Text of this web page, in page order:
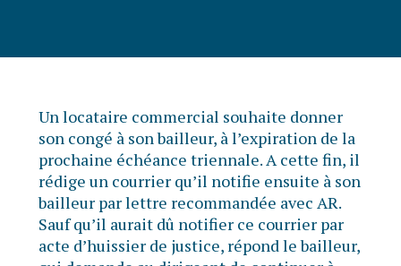
Un locataire commercial souhaite donner
son congé à son bailleur, à l’expiration de la
prochaine échéance triennale. A cette fin, il
rédige un courrier qu’il notifie ensuite à son
bailleur par lettre recommandée avec AR.
Sauf qu’il aurait dû notifier ce courrier par
acte d’huissier de justice, répond le bailleur,